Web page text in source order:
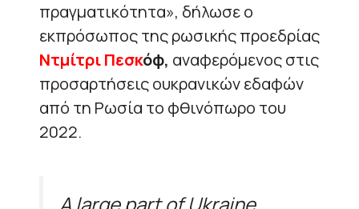
πραγματικότητα», δήλωσε ο
εκπρόσωπος της ρωσικής προεδρίας
Ντμίτρι Πεσκόφ, αναφερόμενος στις
προσαρτήσεις ουκρανικών εδαφών
από τη Ρωσία το φθινόπωρο του
2022.